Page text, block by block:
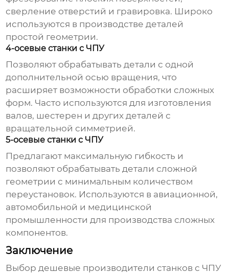
сверление отверстий и гравировка. Широко
используются в производстве деталей
простой геометрии.
4-осевые станки с ЧПУ
Позволяют обрабатывать детали с одной
дополнительной осью вращения, что
расширяет возможности обработки сложных
форм. Часто используются для изготовления
валов, шестерен и других деталей с
вращательной симметрией.
5-осевые станки с ЧПУ
Предлагают максимальную гибкость и
позволяют обрабатывать детали сложной
геометрии с минимальным количеством
переустановок. Используются в авиационной,
автомобильной и медицинской
промышленности для производства сложных
компонентов.
Заключение
Выбордешевые производители станков с ЧПУ